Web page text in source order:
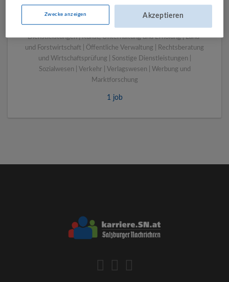
Bau | Beherbergung und Gastronomie | Einzelhandel |
Energieversorgung | Finanz- und Versicherungsleistungen |
Gesundheitswesen | Herstellung von Waren | IT-
Dienstleistungen | Kunst, Unterhaltung und Erholung | Land-
und Forstwirtschaft | Öffentliche Verwaltung | Rechtsberatung
und Wirtschaftsprüfung | Sonstige Dienstleistungen |
Sozialwesen | Verkehr | Verlagswesen | Werbung und
Marktforschung
1 job
Zwecke anzeigen Akzeptieren